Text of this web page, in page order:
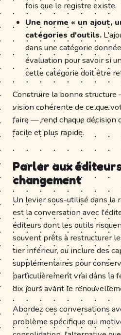
fois que le registre existe.
Une norme « un ajout,
catégories d'outils.
dans une catégorie
évaluation pour savoir si
cette catégorie doit être
Construire la bonne
vision cohérente de ce que
faire — rend chaque décision
facile et plus rapide.
Parler aux
changement
Un levier sous-utilisé dans la
est la conversation avec
éditeurs dont les outils
souvent prêts à restructurer
tier inférieur, ou inclure des
supplémentaires pour
particulièrement vrai dans la
dix jours avant le
Abordez ces conversations
problème spécifique qui